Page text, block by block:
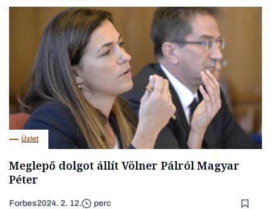
Üzlet
Meglepő dolgot állít Völner Pálról Magyar
Péter
Forbes2024. 2. 12. perc